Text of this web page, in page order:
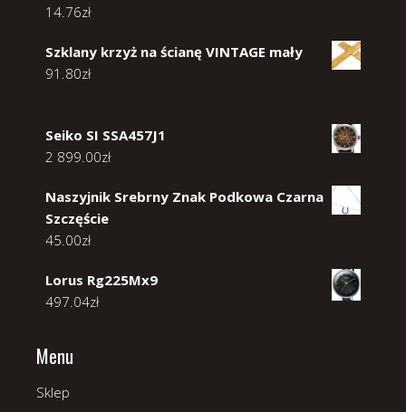
14.76zł
Szklany krzyż na ścianę VINTAGE mały
91.80zł
Seiko SI SSA457J1
2 899.00zł
Naszyjnik Srebrny Znak Podkowa Czarna
Szczęście
45.00zł
Lorus Rg225Mx9
497.04zł
Menu
Sklep